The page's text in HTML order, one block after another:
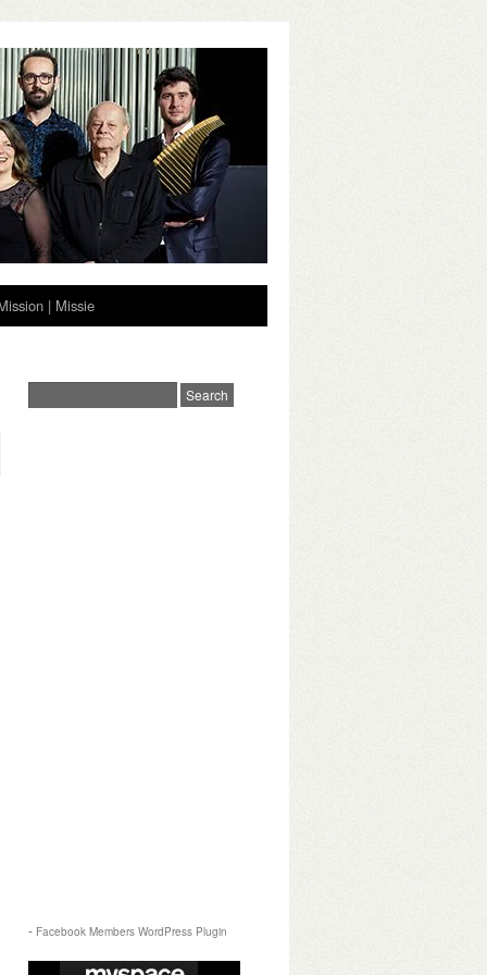
| Missie
- Facebook Members WordPress Plugin